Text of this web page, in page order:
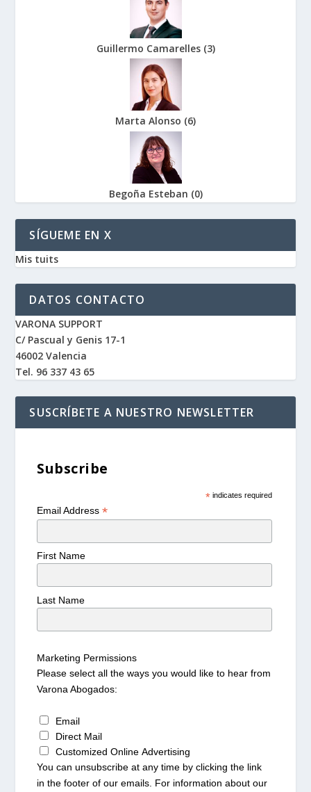
Guillermo Camarelles (3)
Marta Alonso (6)
Begoña Esteban (0)
SÍGUEME EN X
Mis tuits
DATOS CONTACTO
VARONA SUPPORT
C/ Pascual y Genis 17-1
46002 Valencia
Tel. 96 337 43 65
SUSCRÍBETE A NUESTRO NEWSLETTER
Subscribe
*indicates required
Email Address*
First Name
Last Name
Marketing Permissions
Please select all the ways you would like to hear from
Varona Abogados:
Email
Direct Mail
Customized Online Advertising
You can unsubscribe at any time by clicking the link
in the footer of our emails. For information about our